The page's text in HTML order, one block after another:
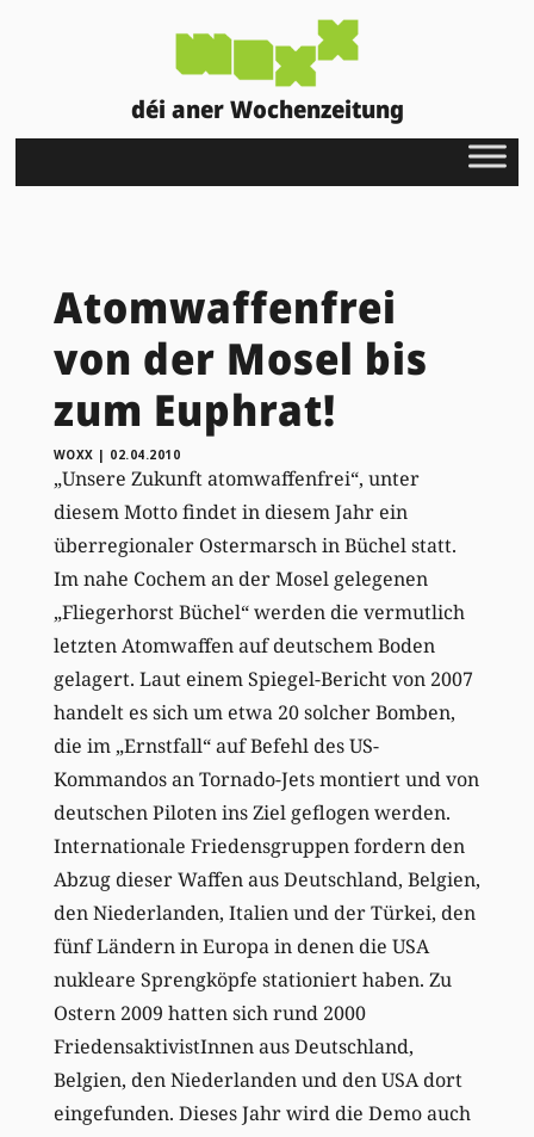
déi aner Wochenzeitung
Atomwaffenfrei
von der Mosel bis
zum Euphrat!
WOXX | 02.04.2010
„Unsere Zukunft atomwaffenfrei“, unter
diesem Motto findet in diesem Jahr ein
überregionaler Ostermarsch in Büchel statt.
Im nahe Cochem an der Mosel gelegenen
„Fliegerhorst Büchel“ werden die vermutlich
letzten Atomwaffen auf deutschem Boden
gelagert. Laut einem Spiegel-Bericht von 2007
handelt es sich um etwa 20 solcher Bomben,
die im „Ernstfall“ auf Befehl des US-
Kommandos an Tornado-Jets montiert und von
deutschen Piloten ins Ziel geflogen werden.
Internationale Friedensgruppen fordern den
Abzug dieser Waffen aus Deutschland, Belgien,
den Niederlanden, Italien und der Türkei, den
fünf Ländern in Europa in denen die USA
nukleare Sprengköpfe stationiert haben. Zu
Ostern 2009 hatten sich rund 2000
FriedensaktivistInnen aus Deutschland,
Belgien, den Niederlanden und den USA dort
eingefunden. Dieses Jahr wird die Demo auch